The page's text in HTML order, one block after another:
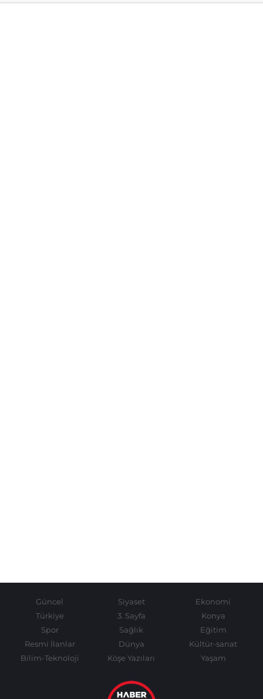
Güncel Siyaset
Ekonomi
Türkiye
3. Sayfa
Konya
Spor
Sağlık
Eğitim
Resmi İlanlar
Dünya
Kültür-sanat
Bilim-Teknoloji
Köşe Yazıları Yaşam